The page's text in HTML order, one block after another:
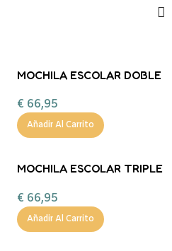
MOCHILA ESCOLAR DOBLE
MATISSE CAT + CARRO
€ 66,95
Añadir Al Carrito
MOCHILA ESCOLAR TRIPLE
CARRO
€ 66,95
Añadir Al Carrito